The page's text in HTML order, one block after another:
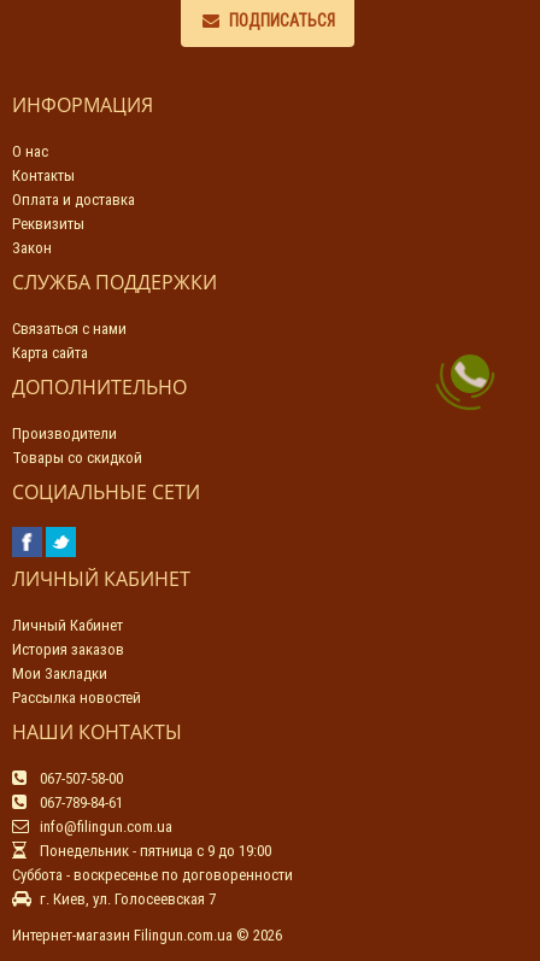
ПОДПИСАТЬСЯ
ИНФОРМАЦИЯ
О нас
Контакты
Оплата и доставка
Реквизиты
Закон
СЛУЖБА ПОДДЕРЖКИ
Связаться с нами
Карта сайта
ДОПОЛНИТЕЛЬНО
Производители
Товары со скидкой
СОЦИАЛЬНЫЕ СЕТИ
ЛИЧНЫЙ КАБИНЕТ
Личный Кабинет
История заказов
Мои Закладки
Рассылка новостей
НАШИ КОНТАКТЫ
067-507-58-00
067-789-84-61
info@filingun.com.ua
Понедельник - пятница с 9 до 19:00
Суббота - воскресенье по договоренности
г. Киев, ул. Голосеевская 7
Интернет-магазин Filingun.com.ua © 2026